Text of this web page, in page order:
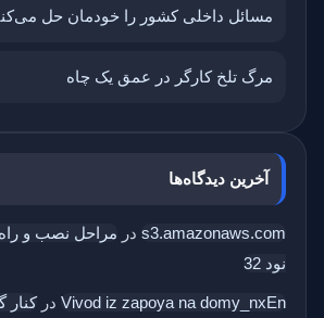
مسائل داخلی کشور را خودمان حل
مرگ تلخ کارگر در عمق یک چاه
آخرین دیدگاه‌ها
s3.amazonaws.com در مراحل نصب و
نود 32
Vivod iz zapoya na domy_nxEn درکنار